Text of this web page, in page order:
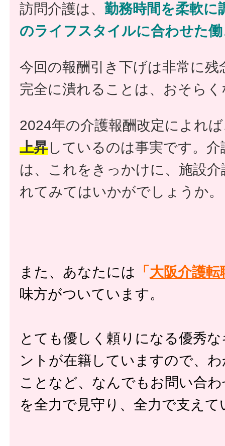
訪問介護は、勤務時間を柔軟に
のライフスタイルに合わせた
今回の報酬引き下げは非常に
完全に潰れることは、おそら
2024年の介護報酬改定によれ
上昇しているのは事実です。
は、これをきっかけに、施設
れてみてはいかがでしょうか。
また、あなたには 「 大阪介護
味方がついています。
とても優しく頼りになる優秀
ントが在籍していますので、
ことなど、なんでもお問い合
を全力で見守り、全力で支え